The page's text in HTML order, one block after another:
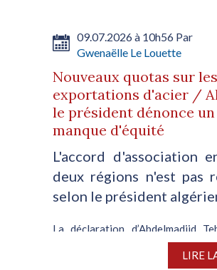
09.07.2026 à 10h56 Par
Gwenaëlle Le Louette
Nouveaux quotas sur les
exportations d'acier /
le président dénonce un
manque d'équité
L'accord d'association
deux régions n'est pas
selon le président
La déclaration d’Abdelmadjid
président de la République
concernant les nouveaux
LIRE